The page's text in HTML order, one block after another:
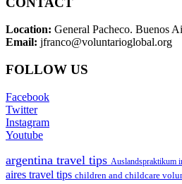
Location: General Pacheco. Buenos
Email: jfranco@voluntarioglobal.org
FOLLOW US
Facebook
Twitter
Instagram
Youtube
argentina travel tips Auslandspraktikum
aires travel tips children and childcare